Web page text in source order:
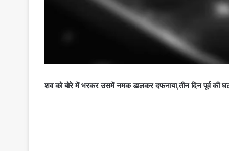
शव को बोरे में भरकर उसमें नमक डालकर दफनाया,तीन दिन पूर्व की